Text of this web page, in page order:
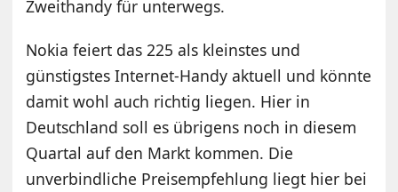
Zweithandy für unterwegs.
Nokia feiert das 225 als kleinstes und
günstigstes Internet-Handy aktuell und könnte
damit wohl auch richtig liegen. Hier in
Deutschland soll es übrigens noch in diesem
Quartal auf den Markt kommen. Die
unverbindliche Preisempfehlung liegt hier bei